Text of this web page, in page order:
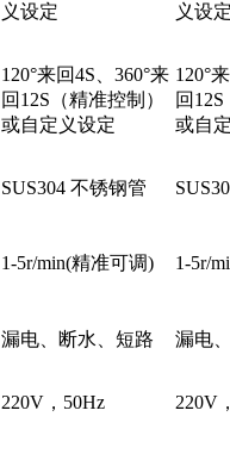
义设定
义设
120°来回4S、360°来
回12S（精准控制）
或自定义设定
120°
回
或自
SUS304 不锈钢管
1-5r/min(精准可调) 1-5r/
漏电、断水、短路 漏电
220V，50Hz 220V